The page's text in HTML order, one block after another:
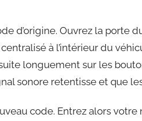
d’origine. Ouvrez la porte
à l’intérieur du
longuement sur les
sonore retentisse et que
code. Entrez alors